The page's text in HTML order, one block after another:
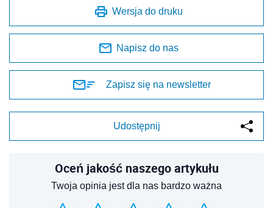
Wersja do druku
Napisz do nas
Zapisz się na newsletter
Udostępnij
Oceń jakość naszego artykułu
Twoja opinia jest dla nas bardzo ważna